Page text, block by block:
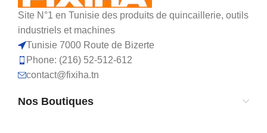
Site N°1 en Tunisie des produits de quincaillerie, outils
industriels et machines
Tunisie 7000 Route de Bizerte
Phone: (216) 52-512-612
contact@fixiha.tn
Nos Boutiques